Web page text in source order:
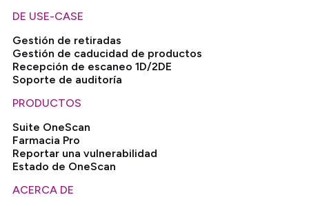
DE USE-CASE
Gestión de retiradas
Gestión de caducidad de productos
Recepción de escaneo 1D/2DE
Soporte de auditoría
PRODUCTOS
Suite OneScan
Farmacia Pro
Reportar una vulnerabilidad
Estado de OneScan
ACERCA DE